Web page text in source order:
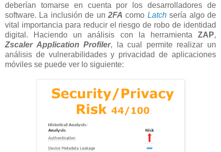
deberían tomarse en cuenta por los desarrolladores de
software. La inclusión de un 2FA como Latchsería algo de
vital importancia para reducir el riesgo de robo de identidad
digital. Haciendo un análisis con la herramienta ZAP,
Zscaler Application Profiler, la cual permite realizar un
análisis de vulnerabilidades y privacidad de aplicaciones
móviles se puede ver lo siguiente: